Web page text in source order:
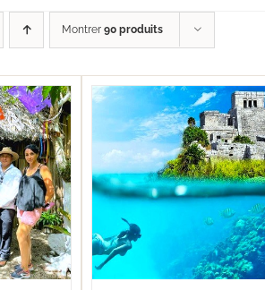
Montrer 90 produits
DÉTAILS Note4.91
sur 5
SELECT OPTIONS /